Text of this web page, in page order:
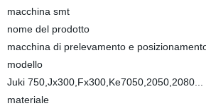
macchina smt
nome del prodotto
macchina di prelevamento e
modello
Juki 750,Jx300,Fx300,Ke7050,2050,2080...
materiale